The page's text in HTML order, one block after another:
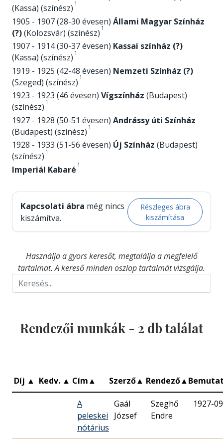
(Kassa) (színész) 1
1905 - 1907 (28-30 évesen) Állami Magyar Színház
(?)(Kolozsvár) (színész) 1
1907 - 1914 (30-37 évesen) Kassai színház (?)
(Kassa) (színész) 1
1919 - 1925 (42-48 évesen) Nemzeti Színház (?)
(Szeged) (színész) 1
1923 - 1923 (46 évesen) Vígszínház (Budapest)
(színész) 1
1927 - 1928 (50-51 évesen) Andrássy úti Színház
(Budapest) (színész) 1
1928 - 1933 (51-56 évesen) Új Színház (Budapest)
(színész) 1
Imperiál Kabaré 1
Kapcsolati ábra még nincs
kiszámítva.
Részleges ábra
kiszámítása
Használja a gyors keresőt, megtalálja a megfelelő
tartalmat. A kereső minden oszlop tartalmát vizsgálja.
Rendezői munkák - 2 db találat
Díj ▲ Kedv. ▲ Cím▲ Szerző▲ Rendező▲
A
peleskei
nótárius
Gaál
József
Szeghő
Endre
1927-